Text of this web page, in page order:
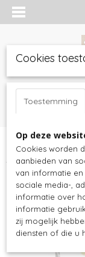
Inloggen Registreren
Home >
Kapstok Confetti
Cookies
Toestemming
Op deze
Cookies worden
aanbieden van
van informatie en
sociale media-,
informatie over
informatie
zij mogelijk
diensten of die u